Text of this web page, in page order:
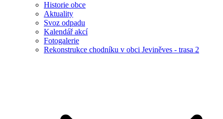
Historie obce
Aktuality
Svoz odpadu
Kalendář akcí
Fotogalerie
Rekonstrukce chodníku v obci Jeviněves - trasa 2